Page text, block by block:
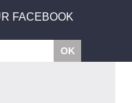
FACEBOOK